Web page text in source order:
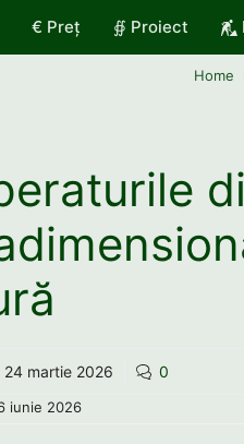
€ Preț ∯ Proiect
Home
24 martie 2026 0
iunie 2026